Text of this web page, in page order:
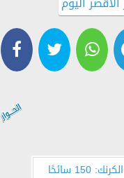
مدير معبد الكرنك: 150 سائحًا